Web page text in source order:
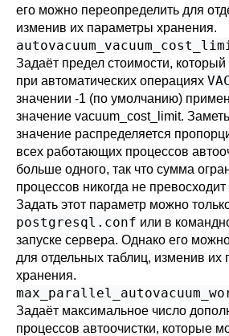
его можно переопределить для
изменив их параметры хранения.
Задаёт предел стоимости, который
при автоматических операциях
значении -1 (по умолчанию)
значение vacuum_cost_limit.
значение распределяется
всех работающих процессов
больше одного, так что сумма
процессов никогда не
Задать этот параметр можно
postgresql.conf или в
запуске сервера. Однако его
для отдельных таблиц, изменив их
хранения.
Задаёт максимальное число
процессов автоочистки, которые